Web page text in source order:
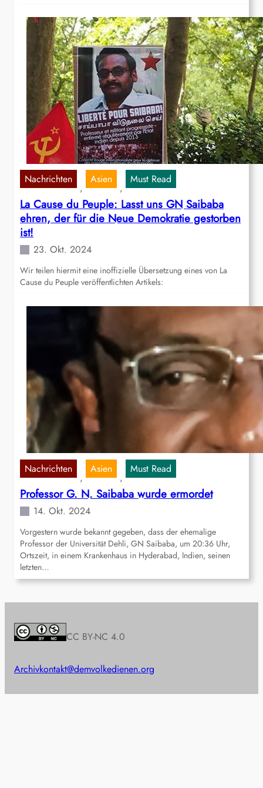
Nachrichten
,
Asien
,
Must Read
La Cause du Peuple: Lasst uns GN Saibaba
ehren, der für die Neue Demokratie gestorben
ist!
23. Okt. 2024
Wir teilen hiermit eine inoffizielle Übersetzung eines von La
Cause du Peuple veröffentlichten Artikels:
Nachrichten
,
Asien
,
Must Read
Professor G. N. Saibaba wurde ermordet
14. Okt. 2024
Vorgestern wurde bekannt gegeben, dass der ehemalige
Professor der Universität Dehli, GN Saibaba, um 20:36 Uhr,
Ortszeit, in einem Krankenhaus in Hyderabad, Indien, seinen
letzten…
CC BY-NC 4.0
Archivkontakt@demvolkedienen.org